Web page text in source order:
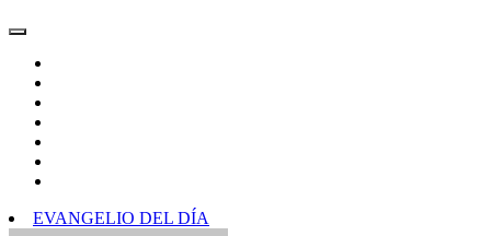
EVANGELIO DEL DÍA